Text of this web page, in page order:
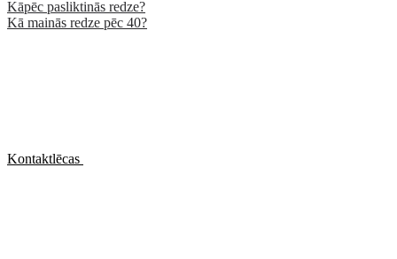
Kāpēc pasliktinās redze?
Kā mainās redze pēc 40?
Kontaktlēcas